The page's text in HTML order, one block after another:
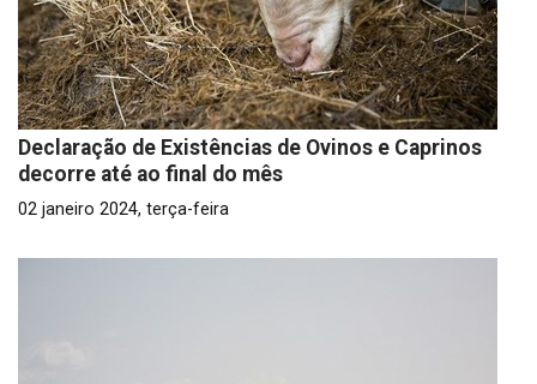
Declaração de Existências de Ovinos e Caprinos
decorre até ao final do mês
02 janeiro 2024, terça-feira